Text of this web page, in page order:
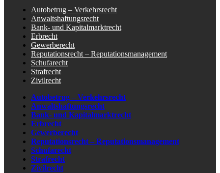
Autobetrug – Verkehrsrecht
Anwaltshaftungsrecht
Bank- und Kapitalmarktrecht
Erbrecht
Gewerberecht
Reputationsrecht – Reputationsmanagement
Schufarecht
Strafrecht
Zivilrecht
Autobetrug – Verkehrsrecht
Anwaltshaftungsrecht
Bank- und Kapitalmarktrecht
Erbrecht
Gewerberecht
Reputationsrecht – Reputationsmanagement
Schufarecht
Strafrecht
Zivilrecht